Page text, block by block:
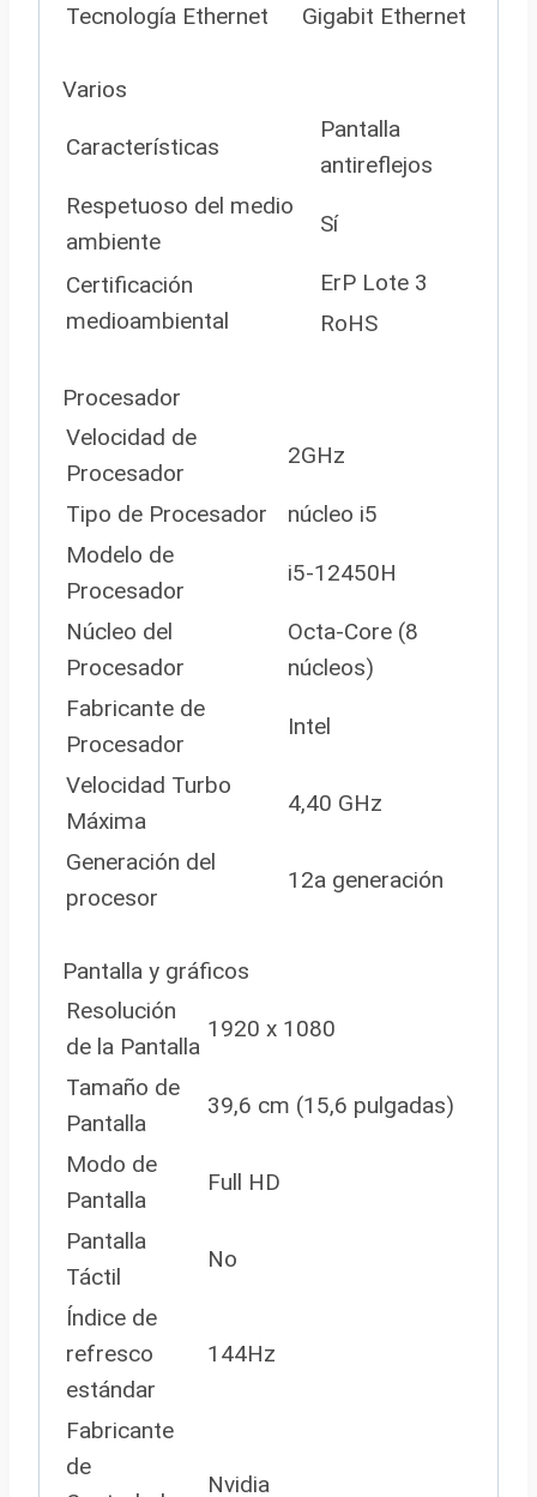
Tecnología Ethernet
Gigabit Ethernet
Varios
Características
Pantalla
antireflejos
Respetuoso del medio
ambiente
Sí
Certificación
medioambiental
ErP Lote 3
RoHS
Procesador
Velocidad de
Procesador
2GHz
Tipo de Procesador
núcleo i5
Modelo de
Procesador
i5-12450H
Núcleo del
Procesador
Octa-Core (8
núcleos)
Fabricante de
Procesador
Intel
Velocidad Turbo
Máxima
4,40 GHz
Generación del
procesor
12a generación
Pantalla y gráficos
Resolución
de la Pantalla
1920 x 1080
Tamaño de
Pantalla
39,6 cm (15,6 pulgadas)
Modo de
Pantalla
Full HD
Pantalla
Táctil
No
Índice de
refresco
estándar
144Hz
Fabricante
de
Nvidia